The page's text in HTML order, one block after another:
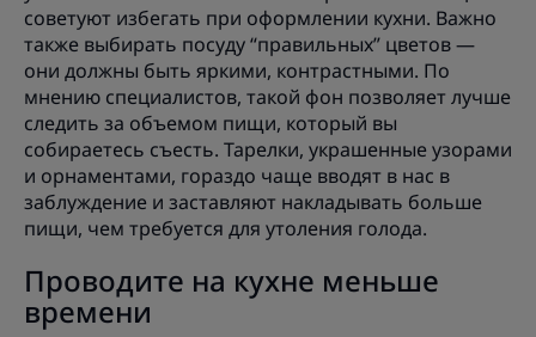
советуют избегать при оформлении кухни. Важно
также выбирать посуду “правильных” цветов —
они должны быть яркими, контрастными. По
мнению специалистов, такой фон позволяет лучше
следить за объемом пищи, который вы
собираетесь съесть. Тарелки, украшенные узорами
и орнаментами, гораздо чаще вводят в нас в
заблуждение и заставляют накладывать больше
пищи, чем требуется для утоления голода.
Проводите на кухне меньше
времени